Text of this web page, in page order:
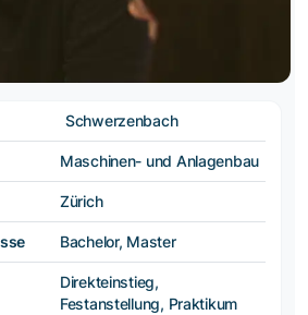
Schwerzenbach
Maschinen- und Anlagenbau
Zürich
Bachelor, Master
Direkteinstieg,
Festanstellung, Praktikum